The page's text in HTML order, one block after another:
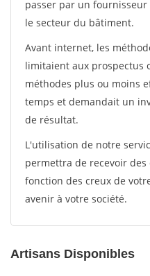
passer par un
le secteur du bâtiment.
Avant internet, les
limitaient aux prospectus
méthodes plus ou moins
temps et demandait un
de résultat.
L'utilisation de notre
permettra de recevoir
fonction des creux de
avenir à votre société.
Artisans Disponibles